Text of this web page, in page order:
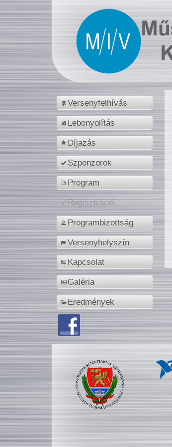
Versenyfelhívás
Lebonyolítás
Díjazás
Szponzorok
Program
Regisztráció
Programbizottság
Versenyhelyszín
Kapcsolat
Galéria
Eredmények